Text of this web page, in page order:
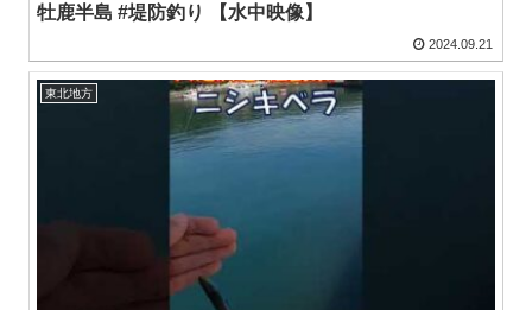
牡鹿半島 #堤防釣り 【水中映像】
2024.09.21
東北地方